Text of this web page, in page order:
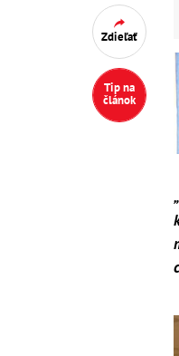
Zdieľať
Tip na
článok